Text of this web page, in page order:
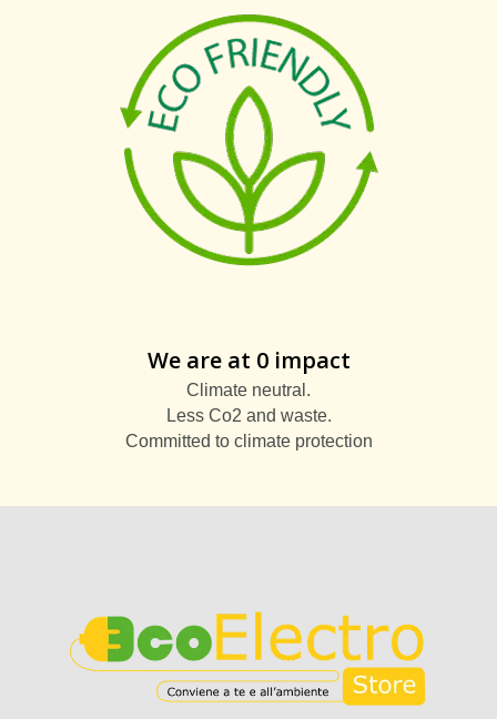
We are at 0 impact
Climate neutral.
Less Co2 and waste.
Committed to climate protection